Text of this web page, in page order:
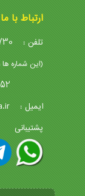
ارتباط با ما
تلفن :
(این شماره
ایمیل :
پشتیبانی